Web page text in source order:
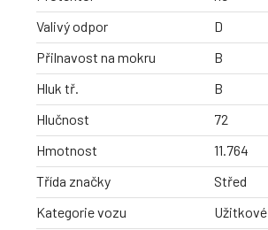
Valivý odpor
D
Přilnavost na mokru
B
Hluk tř.
B
Hlučnost
72
Hmotnost
11.764
Třída značky
Střed
Kategorie vozu
Užitkové